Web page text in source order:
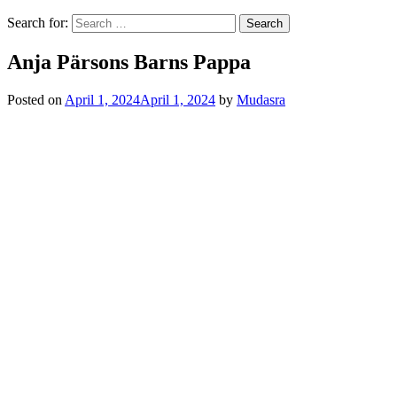
Search for:
Anja Pärsons Barns Pappa
Posted on April 1, 2024April 1, 2024 by Mudasra